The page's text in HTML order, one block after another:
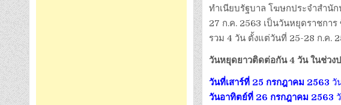
ทำเนียบรัฐบาล โฆษกประจำสำนั
27 ก.ค. 2563 เป็นวันหยุดราชกา
รวม 4 วัน ตั้งแต่วันที่ 25-28 ก.ค.
วันหยุดยาวติดต่อกัน 4 วัน ในช่วง
วันที่เสาร์ที่ 25 กรกฎาคม 2563 วั
วันอาทิตย์ที่ 26 กรกฎาคม 2563